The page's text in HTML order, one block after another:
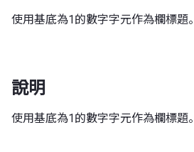
使用基底為1的數字字元作為欄標題。
說明
使用基底為1的數字字元作為欄標題。